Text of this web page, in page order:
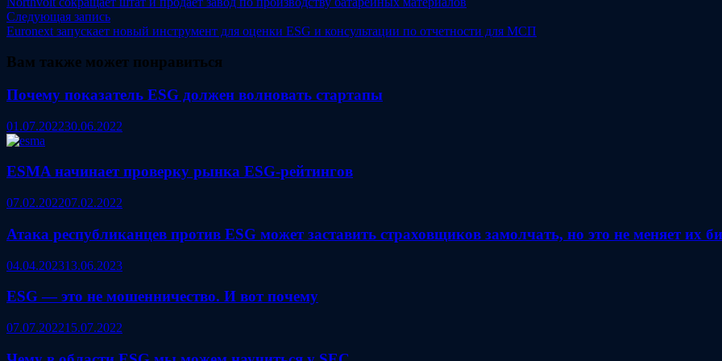
по
записям
Следующая записьСледующая
запись:
Euronext запускает новый инструмент для оценки ESG и консультации по отчетности для МСП
Вам также может понравиться
Почему показатель ESG должен волновать стартапы
01.07.202230.06.2022
ESMA начинает проверку рынка ESG-рейтингов
07.02.202207.02.2022
Атака республиканцев против ESG может заставить страховщиков замолчать, но это не меняет их
04.04.202313.06.2023
ESG — это не мошенничество. И вот почему
07.07.202215.07.2022